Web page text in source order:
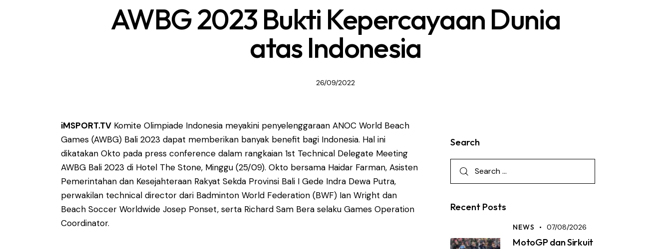
AWBG 2023 Bukti Kepercayaan Dunia
atas Indonesia
26/09/2022
iMSPORT.TV Komite Olimpiade Indonesia meyakini penyelenggaraan ANOC World Beach
Games (AWBG) Bali 2023 dapat memberikan banyak benefit bagi Indonesia. Hal ini
dikatakan Okto pada press conference dalam rangkaian 1st Technical Delegate Meeting
AWBG Bali 2023 di Hotel The Stone, Minggu (25/09). Okto bersama Haidar Farman, Asisten
Pemerintahan dan Kesejahteraan Rakyat Sekda Provinsi Bali I Gede Indra Dewa Putra,
perwakilan technical director dari Badminton World Federation (BWF) Ian Wright dan
Beach Soccer Worldwide Josep Ponset, serta Richard Sam Bera selaku Games Operation
Coordinator.
Search
Recent Posts
NEWS 07/08/2026
MotoGP dan Sirkuit